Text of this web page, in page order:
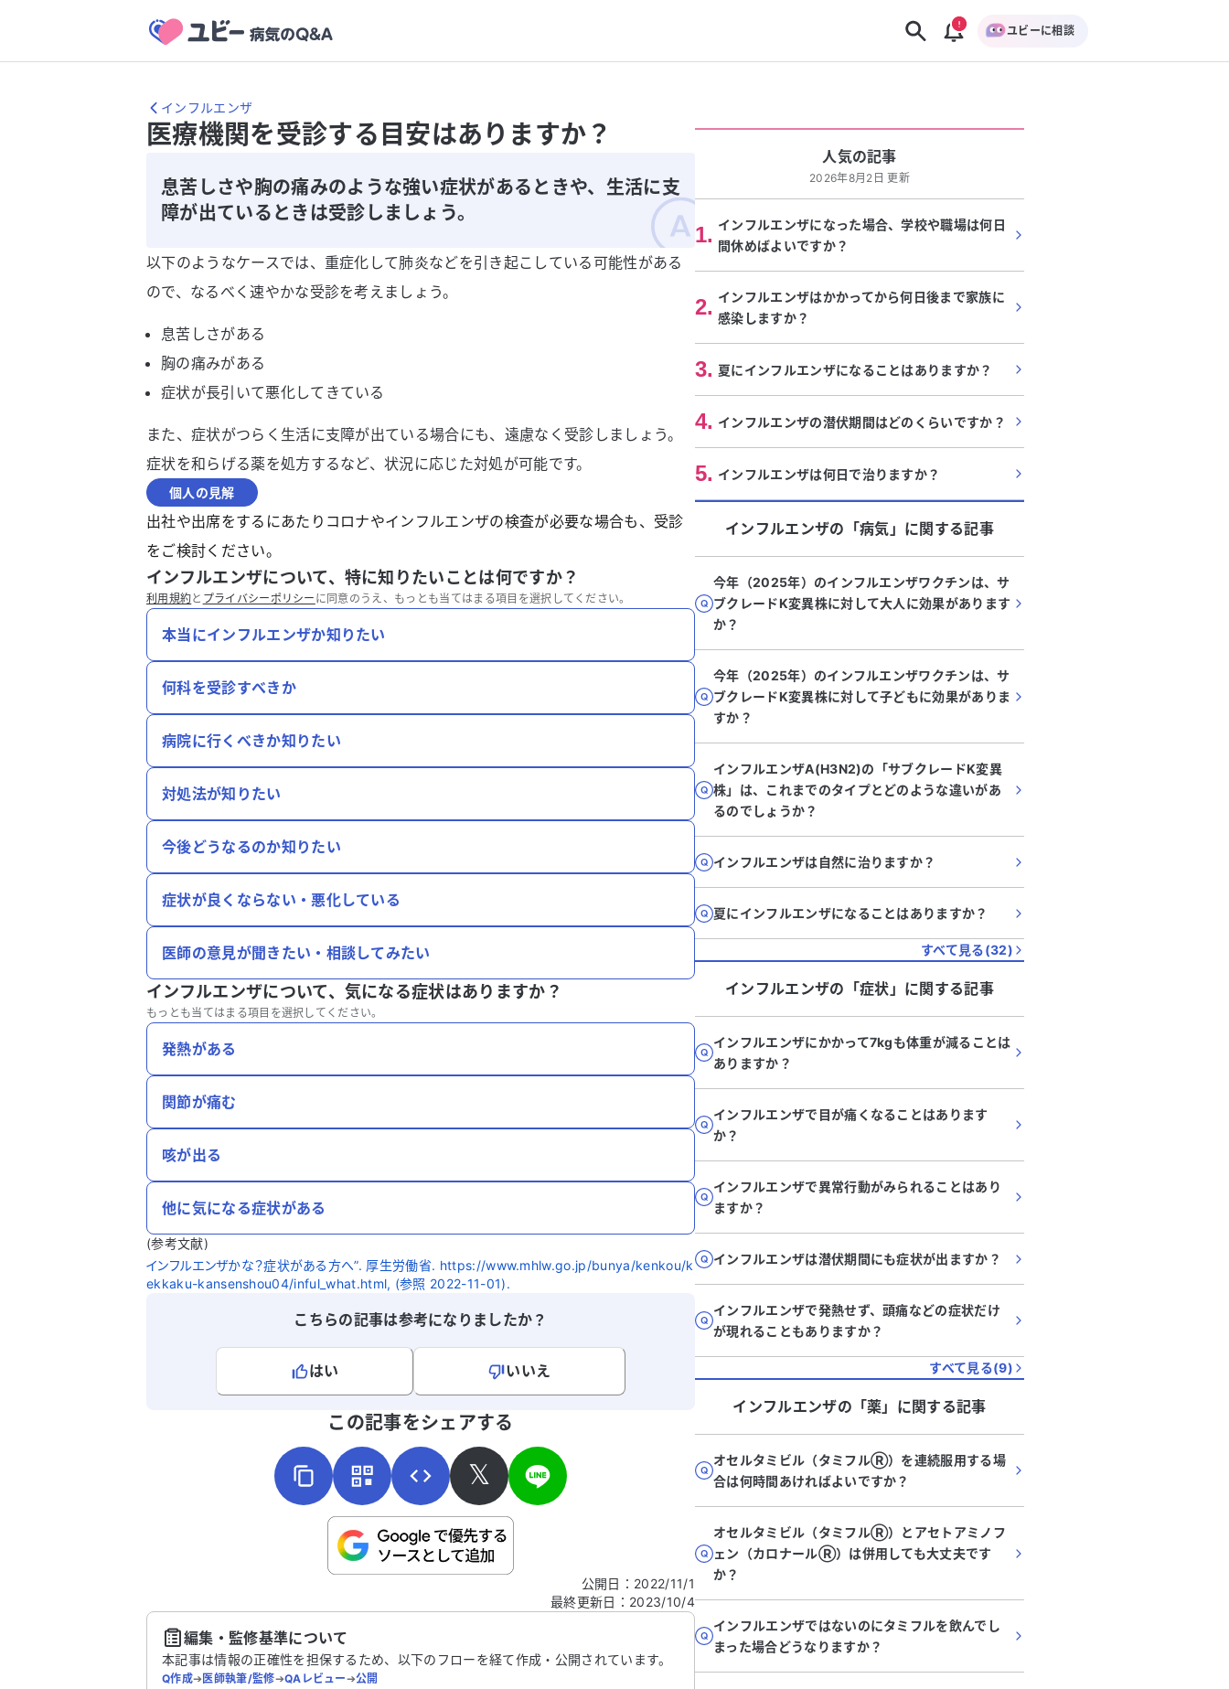
ユビーに相談
インフルエンザ
医療機関を受診する目安はありますか？
息苦しさや胸の痛みのような強い症状があるときや、生活に支
障が出ているときは受診しましょう。
以下のようなケースでは、重症化して肺炎などを引き起こしている可能性がある
ので、なるべく速やかな受診を考えましょう。
息苦しさがある
胸の痛みがある
症状が長引いて悪化してきている
また、症状がつらく生活に支障が出ている場合にも、遠慮なく受診しましょう。
症状を和らげる薬を処方するなど、状況に応じた対処が可能です。
個人の見解
出社や出席をするにあたりコロナやインフルエンザの検査が必要な場合も、受診
をご検討ください。
インフルエンザについて、特に知りたいことは何ですか？
利用規約と プライバシーポリシー に同意のうえ、もっとも当てはまる項目を選択してください。
本当にインフルエンザか知りたい
何科を受診すべきか
病院に行くべきか知りたい
対処法が知りたい
今後どうなるのか知りたい
症状が良くならない・悪化している
医師の意見が聞きたい・相談してみたい
インフルエンザについて、 気になる症状はありますか？
もっとも当てはまる項目を選択してください。
発熱がある
関節が痛む
咳が出る
他に気になる症状がある
(参考文献)
インフルエンザかな？症状がある方へ”. 厚生労働省. https://www.mhlw.go.jp/bunya/kenkou/k
ekkaku-kansenshou04/inful_what.html, (参照 2022-11-01).
こちらの記事は参考になりましたか？
はい
いいえ
こちらは送信専用のフォームです。氏名やご自身の病気の詳細などの個人情報は入れないでくだ
この記事をシェアする
𝕏
公開日 ： 2022/11/1
最終更新日 ： 2023/10/4
編集・監修基準について
本記事は情報の正確性を担保するため、以下のフローを経て作成・公開されています。
Q作成➔医師執筆/監修➔QAレビュー➔公開
人気の記事
2026年8月2日 更新
1. インフルエンザになった場合、学校や職場は何日
間休めばよいですか？
2. インフルエンザはかかってから何日後まで家族に
感染しますか？
3. 夏にインフルエンザになることはありますか？
4. インフルエンザの潜伏期間はどのくらいですか？
5. インフルエンザは何日で治りますか？
インフルエンザの「病気 」に関する記事
今年（2025年）のインフルエンザワクチンは、サ
ブクレードK変異株に対して大人に効果があります
か？
今年（2025年）のインフルエンザワクチンは、サ
ブクレードK変異株に対して子どもに効果がありま
すか？
インフルエンザA(H3N2)の「サブクレードK変異
株」は、これまでのタイプとどのような違いがあ
るのでしょうか？
インフルエンザは自然に治りますか？
夏にインフルエンザになることはありますか？
すべて見る(32)
インフルエンザの「症状 」に関する記事
インフルエンザにかかって7kgも体重が減ることは
ありますか？
インフルエンザで目が痛くなることはあります
か？
インフルエンザで異常行動がみられることはあり
ますか？
インフルエンザは潜伏期間にも症状が出ますか？
インフルエンザで発熱せず、頭痛などの症状だけ
が現れることもありますか？
すべて見る(9)
インフルエンザの「薬」に関する記事
オセルタミビル（タミフルⓇ）を連続服用する場
合は何時間あければよいですか？
オセルタミビル（タミフルⓇ）とアセトアミノフ
ェン（カロナールⓇ）は併用しても大丈夫です
か？
インフルエンザではないのにタミフルを飲んでし
まった場合どうなりますか？